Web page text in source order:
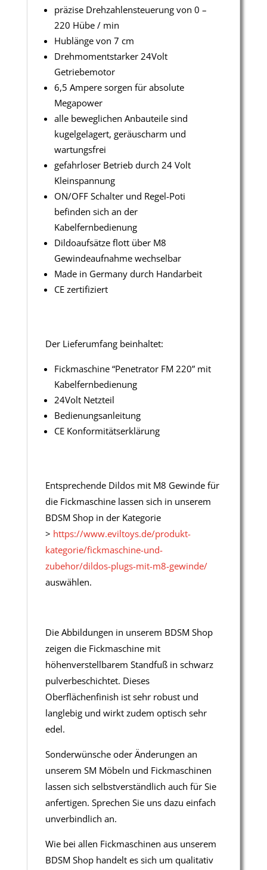
präzise Drehzahlensteuerung von 0 –
220 Hübe / min
Hublänge von 7 cm
Drehmomentstarker 24Volt
Getriebemotor
6,5 Ampere sorgen für absolute
Megapower
alle beweglichen Anbauteile sind
kugelgelagert, geräuscharm und
wartungsfrei
gefahrloser Betrieb durch 24 Volt
Kleinspannung
ON/OFF Schalter und Regel-Poti
befinden sich an der
Kabelfernbedienung
Dildoaufsätze flott über M8
Gewindeaufnahme wechselbar
Made in Germany durch Handarbeit
CE zertifiziert
Der Lieferumfang beinhaltet:
Fickmaschine “Penetrator FM 220” mit
Kabelfernbedienung
24Volt Netzteil
Bedienungsanleitung
CE Konformitätserklärung
Entsprechende Dildos mit M8 Gewinde für
die Fickmaschine lassen sich in unserem
BDSM Shop in der Kategorie
> https://www.eviltoys.de/produkt-
kategorie/fickmaschine-und-
zubehor/dildos-plugs-mit-m8-gewinde/
auswählen.
Die Abbildungen in unserem BDSM Shop
zeigen die Fickmaschine mit
höhenverstellbarem Standfuß in schwarz
pulverbeschichtet. Dieses
Oberflächenfinish ist sehr robust und
langlebig und wirkt zudem optisch sehr
edel.
Sonderwünsche oder Änderungen an
unserem SM Möbeln und Fickmaschinen
lassen sich selbstverständlich auch für Sie
anfertigen. Sprechen Sie uns dazu einfach
unverbindlich an.
Wie bei allen Fickmaschinen aus unserem
BDSM Shop handelt es sich um qualitativ